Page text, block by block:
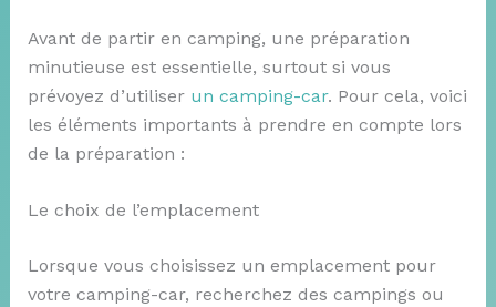
Avant de partir en camping, une préparation
minutieuse est essentielle, surtout si vous
prévoyez d’utiliser un camping-car. Pour cela, voici
les éléments importants à prendre en compte lors
de la préparation :
Le choix de l’emplacement
Lorsque vous choisissez un emplacement pour
votre camping-car, recherchez des campings ou